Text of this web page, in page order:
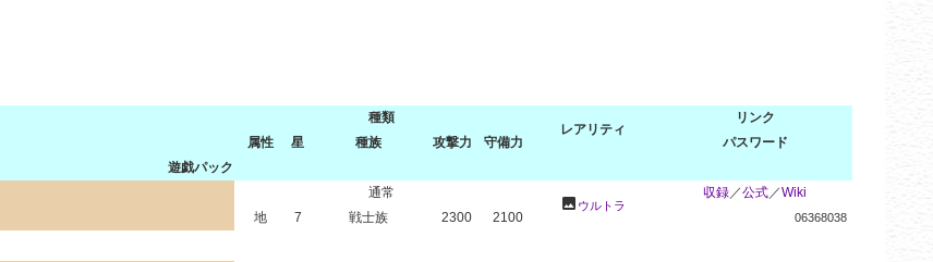
種類
レアリティ
リンク
属性
星 種族 攻撃力 守備力
パスワード
遊戯パック
通常
photo ウルトラ
収録 ／公式 ／Wiki
地
7 戦士族 2300 2100 06368038